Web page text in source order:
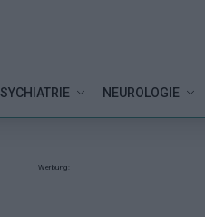
NEUROLOGIE
Werbung: